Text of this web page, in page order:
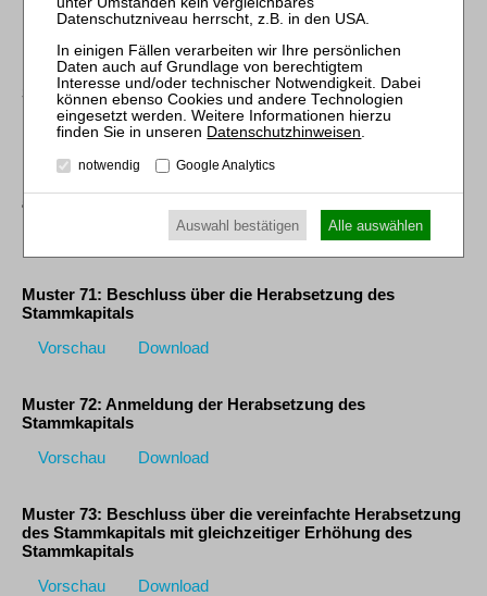
Vorschau Download
Muster 69: Beschluss über die Erhöhung des
Stammkapitals aus Gesellschaftsmitteln
Vorschau
Download
aus Gesellschaftsmitteln
Download
Muster 71: Beschluss über die Herabsetzung des
Stammkapitals
Vorschau
Download
Muster 72: Anmeldung der Herabsetzung des
Stammkapitals
Vorschau
Download
Muster 73: Beschluss über die vereinfachte Herabsetzung
des Stammkapitals mit gleichzeitiger Erhöhung des
Stammkapitals
Vorschau
Download
Datenschutzhinweisen
notwendig Google Analytics
Auswahl bestätigen Alle auswählen